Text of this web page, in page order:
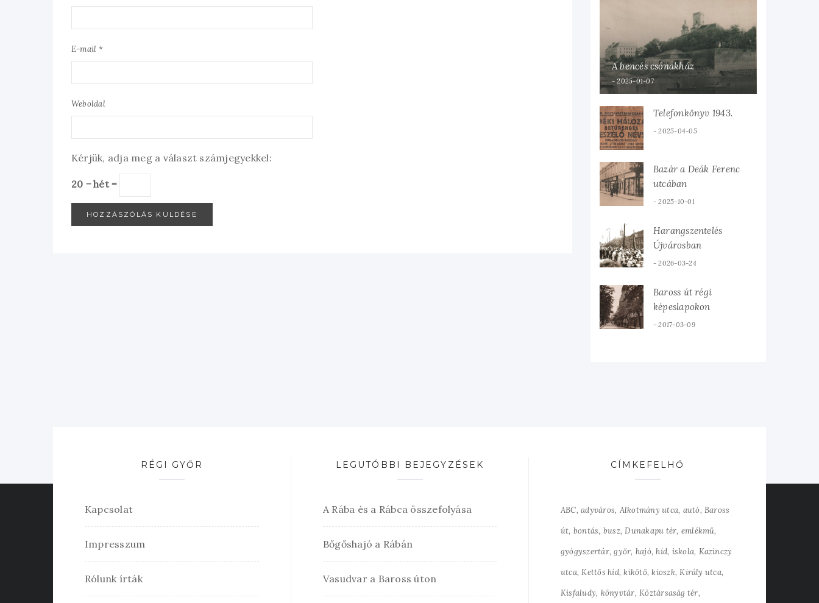
E-mail *
Weboldal
Kérjük, adja meg a választ számjegyekkel:
20 − hét =
A bencés csónakház
2025-01-07
Telefonkönyv 1943.
2025-04-05
Bazár a Deák Ferenc
utcában
2025-10-01
Harangszentelés
Újvárosban
2026-03-24
Baross út régi
képeslapokon
2017-03-09
RÉGI GYŐR
Kapcsolat
Impresszum
Rólunk írták
LEGUTÓBBI BEJEGYZÉSEK
A Rába és a Rábca összefolyása
Bőgőshajó a Rábán
Vasudvar a Baross úton
CÍMKEFELHŐ
ABC adyváros Alkotmány utca autó Baross
út bontás busz Dunakapu tér emlékmű
gyógyszertár győr hajó híd iskola Kazinczy
utca Kettős híd kikötő kioszk Király utca
Kisfaludy könyvtár Köztársaság tér